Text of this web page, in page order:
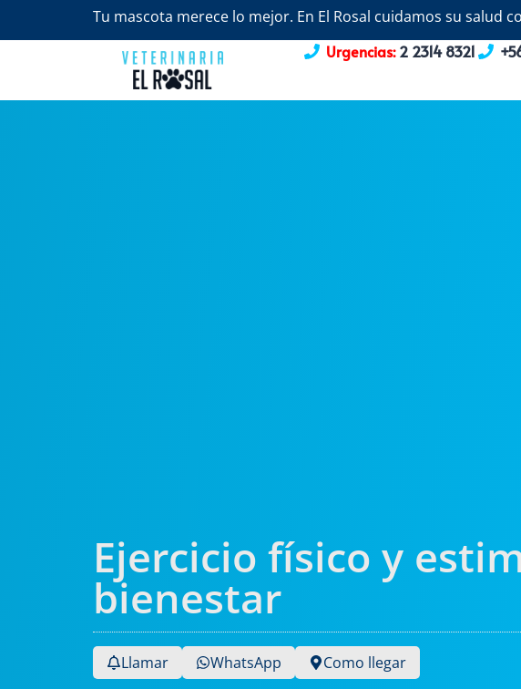
Tu mascota merece lo mejor. En El Rosal cuidamos su salud
Urgencias:2 2314 8321
Ejercicio físico y
bienestar
Llamar WhatsApp Como llegar